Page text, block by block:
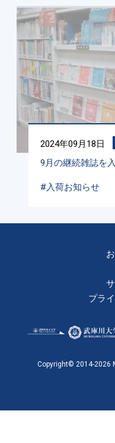
2024年09月18日
9月の継続雑誌を
#入荷お知らせ
プラ
Copyright© 2014-2026